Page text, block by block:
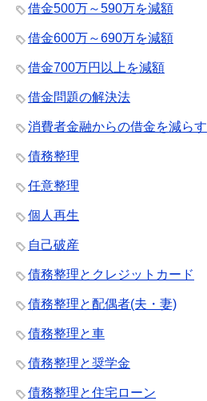
借金500万～590万を減額
借金600万～690万を減額
借金700万円以上を減額
借金問題の解決法
消費者金融からの借金を減らす
債務整理
任意整理
個人再生
自己破産
債務整理とクレジットカード
債務整理と配偶者(夫・妻)
債務整理と車
債務整理と奨学金
債務整理と住宅ローン